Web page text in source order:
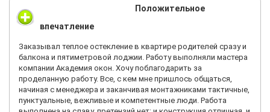
Положительное
впечатление
Заказывал теплое остекление в квартире родителей сразу и
балкона и пятиметровой лоджии. Работу выполняли мастера
компании Академия окон. Хочу поблагодарить за
проделанную работу. Все, с кем мне пришлось общаться,
начиная с менеджера и заканчивая монтажниками тактичные,
пунктуальные, вежливые и компетентные люди. Работа